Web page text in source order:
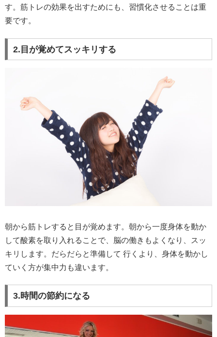
す。筋トレの効果を出すためにも、習慣化させることは重
要です。
2.目が覚めてスッキリする
朝から筋トレすると目が覚めます。朝から一度身体を動か
して酸素を取り入れることで、脳の働きもよくなり、スッ
キリします。だらだらと準備して 行くより、身体を動かし
ていく方が集中力も違います。
3.時間の節約になる